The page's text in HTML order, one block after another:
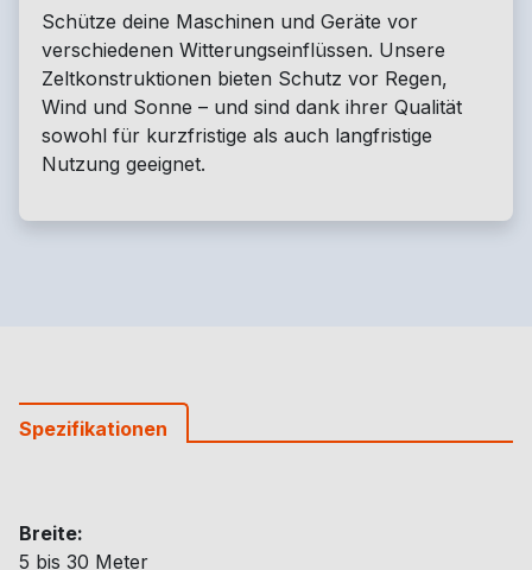
Schütze deine Maschinen und Geräte vor
verschiedenen Witterungseinflüssen. Unsere
Zeltkonstruktionen bieten Schutz vor Regen,
Wind und Sonne – und sind dank ihrer Qualität
sowohl für kurzfristige als auch langfristige
Nutzung geeignet.
Spezifikationen
Breite:
5 bis 30 Meter